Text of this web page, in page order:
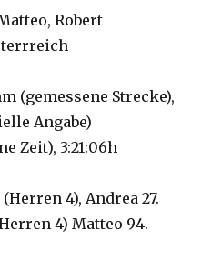
Robert
(gemessene Strecke),
Angabe)
Zeit), 3:21:06h
4), Andrea 27.
4) Matteo 94.